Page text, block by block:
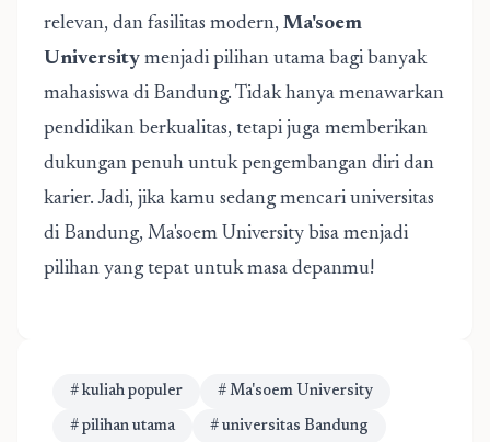
relevan, dan fasilitas modern, Ma'soem
University menjadi pilihan utama bagi banyak
mahasiswa di Bandung. Tidak hanya menawarkan
pendidikan berkualitas, tetapi juga memberikan
dukungan penuh untuk pengembangan diri dan
karier. Jadi, jika kamu sedang mencari universitas
di Bandung, Ma'soem University bisa menjadi
pilihan yang tepat untuk masa depanmu!
# kuliah populer # Ma'soem University
# pilihan utama # universitas Bandung